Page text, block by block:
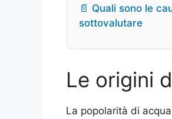
📄 Quali sono le
sottovalutare
Le origini
La popolarità di